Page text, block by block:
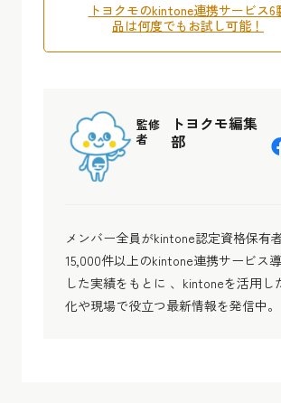
トヨクモのkintone連携サービス6
品は何度でもお試し可能！
監修
者
トヨクモ編集
部
メンバー全員がkintone認定資格保有
15,000件以上のkintone連携サービス
した実績をもとに 、kintoneを活用し
化や現場で役立つ最新情報を発信中。